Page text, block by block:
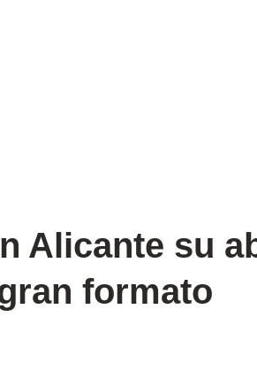
Alicante su
formato